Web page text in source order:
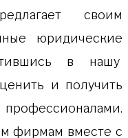
своим
юридические
в нашу
и получить
фирмам вместе с